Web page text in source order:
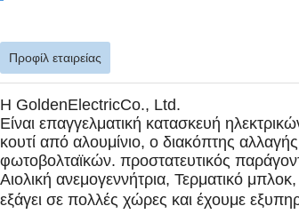
Προφίλ εταιρείας
Η GoldenElectricCo., Ltd.
Είναι επαγγελματική κατασκευή
κουτί από αλουμίνιο, ο διακόπτης
φωτοβολταϊκών. προστατευτικός
Αιολική ανεμογεννήτρια, Τερματικό
εξάγει σε πολλές χώρες και έχουμε